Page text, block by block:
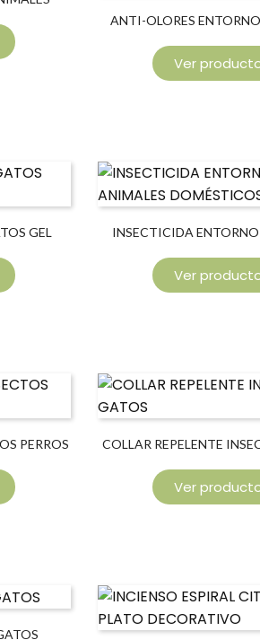
ANTI-OLORES
Ver
GEL
INSECTICIDA
Ver
PERROS COLLAR REPELENTE
Ver